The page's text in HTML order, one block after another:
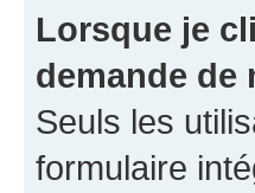
Lorsque je
demande de
Seuls les
formulaire